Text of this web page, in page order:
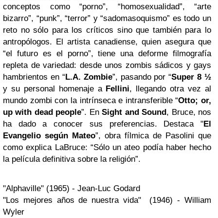
conceptos como “porno”, “homosexualidad”, “arte
bizarro”, “punk”, “terror” y “sadomasoquismo” es todo un
reto no sólo para los críticos sino que también para lo
antropólogos. El artista canadiense, quien asegura que
“el futuro es el porno”, tiene una deforme filmografía
repleta de variedad: desde unos zombis sádicos y gays
hambrientos en “L.A. Zombie”, pasando por “Super 8 ½
y su personal homenaje a Fellini, llegando otra vez al
mundo zombi con la intrínseca e intransferible “Otto; or,
up with dead people”. EnSight and Sound, Bruce, nos
ha dado a conocer sus preferencias. Destaca "El
Evangelio según Mateo”, obra fílmica de Pasolini que
como explica LaBruce: “Sólo un ateo podía haber hecho
la película definitiva sobre la religión”.
"Alphaville" (1965) - Jean-Luc Godard
"Los mejores años de nuestra vida" (1946) - William
Wyler